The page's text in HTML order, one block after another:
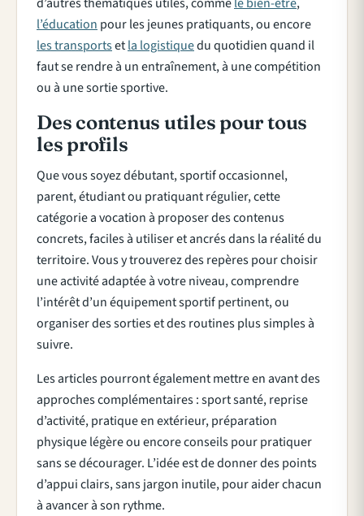
l’éducation pour les jeunes pratiquants, ou encore
les transportsetla logistiquedu quotidien quand il
faut se rendre à un entraînement, à une compétition
ou à une sortie sportive.
Des contenus utiles pour tous
les profils
Que vous soyez débutant, sportif occasionnel,
parent, étudiant ou pratiquant régulier, cette
catégorie a vocation à proposer des contenus
concrets, faciles à utiliser et ancrés dans la réalité du
territoire. Vous y trouverez des repères pour choisir
une activité adaptée à votre niveau, comprendre
l’intérêt d’un équipement sportif pertinent, ou
organiser des sorties et des routines plus simples à
suivre.
Les articles pourront également mettre en avant des
approches complémentaires : sport santé, reprise
d’activité, pratique en extérieur, préparation
physique légère ou encore conseils pour pratiquer
sans se décourager. L’idée est de donner des points
d’appui clairs, sans jargon inutile, pour aider chacun
à avancer à son rythme.